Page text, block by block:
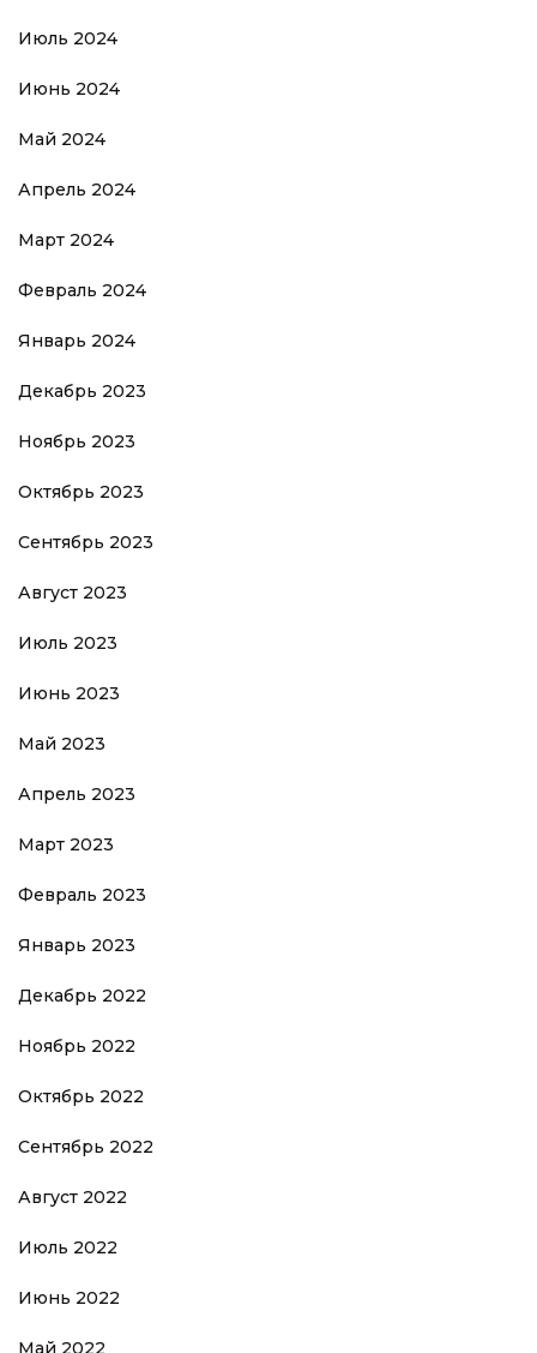
Июль 2024
Июнь 2024
Май 2024
Апрель 2024
Март 2024
Февраль 2024
Январь 2024
Декабрь 2023
Ноябрь 2023
Октябрь 2023
Сентябрь 2023
Август 2023
Июль 2023
Июнь 2023
Май 2023
Апрель 2023
Март 2023
Февраль 2023
Январь 2023
Декабрь 2022
Ноябрь 2022
Октябрь 2022
Сентябрь 2022
Август 2022
Июль 2022
Июнь 2022
Май 2022